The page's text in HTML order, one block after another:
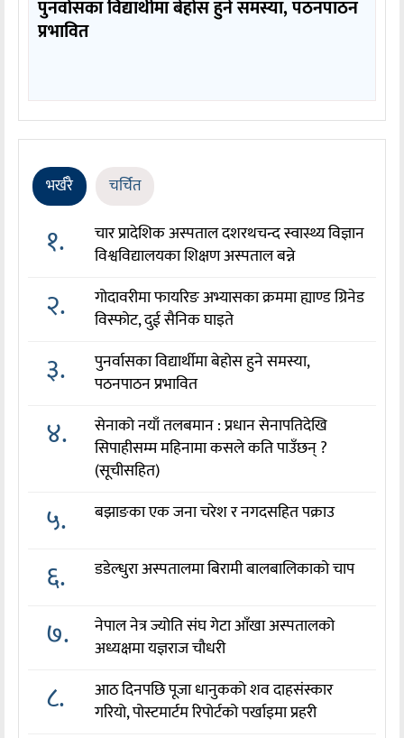
पुनर्वासका विद्यार्थीमा बेहोस हुने समस्या, पठनपाठन
प्रभावित
भर्खरै चर्चित
१.
चार प्रादेशिक अस्पताल दशरथचन्द स्वास्थ्य विज्ञान
विश्वविद्यालयका शिक्षण अस्पताल बन्ने
२.
गोदावरीमा फायरिङ अभ्यासका क्रममा ह्याण्ड ग्रिनेड
विस्फोट, दुई सैनिक घाइते
३.
पुनर्वासका विद्यार्थीमा बेहोस हुने समस्या,
पठनपाठन प्रभावित
४.
सेनाको नयाँ तलबमान : प्रधान सेनापतिदेखि
सिपाहीसम्म महिनामा कसले कति पाउँछन् ?
(सूचीसहित)
५. बझाङका एक जना चरेश र नगदसहित पक्राउ
६. डडेल्धुरा अस्पतालमा बिरामी बालबालिकाको चाप
७.
नेपाल नेत्र ज्योति संघ गेटा आँखा अस्पतालको
अध्यक्षमा यज्ञराज चौधरी
८.
आठ दिनपछि पूजा धानुकको शव दाहसंस्कार
गरियो, पोस्टमार्टम रिपोर्टको पर्खाइमा प्रहरी